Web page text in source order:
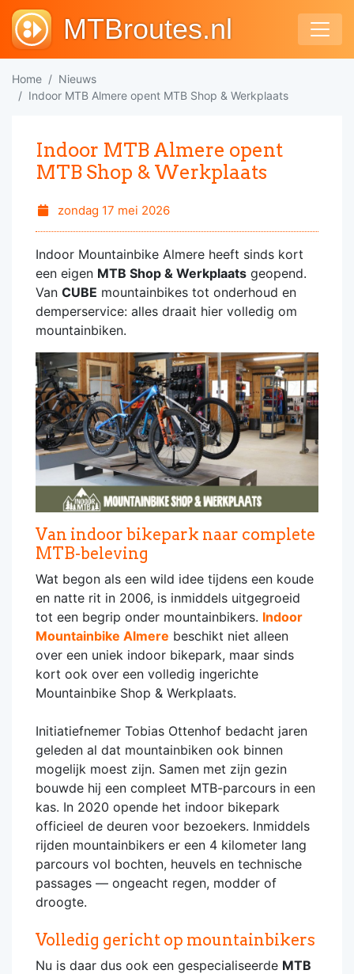
MTBroutes.nl
Home
Nieuws
Indoor MTB Almere opent MTB Shop & Werkplaats
Indoor MTB Almere opent
MTB Shop & Werkplaats
zondag 17 mei 2026
Indoor Mountainbike Almere heeft sinds kort
een eigen MTB Shop & Werkplaats geopend.
Van CUBE mountainbikes tot onderhoud en
demperservice: alles draait hier volledig om
mountainbiken.
Van indoor bikepark naar complete
MTB-beleving
Wat begon als een wild idee tijdens een koude
en natte rit in 2006, is inmiddels uitgegroeid
tot een begrip onder mountainbikers. Indoor
Mountainbike Almere beschikt niet alleen
over een uniek indoor bikepark, maar sinds
kort ook over een volledig ingerichte
Mountainbike Shop & Werkplaats.
Initiatiefnemer Tobias Ottenhof bedacht jaren
geleden al dat mountainbiken ook binnen
mogelijk moest zijn. Samen met zijn gezin
bouwde hij een compleet MTB-parcours in een
kas. In 2020 opende het indoor bikepark
officieel de deuren voor bezoekers. Inmiddels
rijden mountainbikers er een 4 kilometer lang
parcours vol bochten, heuvels en technische
passages — ongeacht regen, modder of
droogte.
Volledig gericht op mountainbikers
Nu is daar dus ook een gespecialiseerde MTB